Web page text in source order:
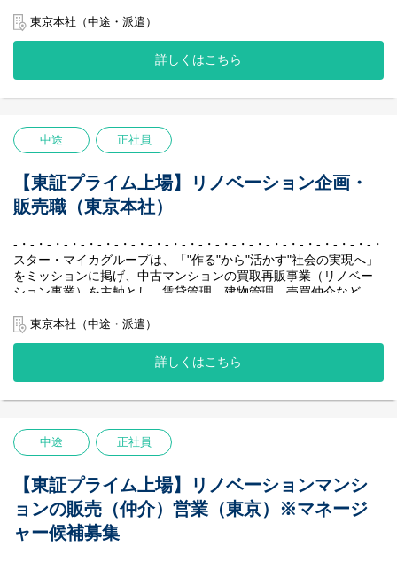
る働き方をしています。
す。
◆歩合、ノルマはありません。※部署目標及び個人目標はござい
◆ジョブローテーション制度で幅広い業務経験が可能。
リノベーションマンションのプロフェッショナルを目指すこと
ができます。
【勤務地】
大阪支店：大阪府大阪市北区大深町3-1 グランフロント大阪タワー
※総合職での採用となるため、将来的には全国転勤の可能性もご
ざいます。
個人戦のイメージが強い不動産業界において、私たちはチームと
して、組織として成長していくことを大切にしています。新卒で
も中途でも、「チームワークで働くこと」に共感をして集まった
日頃から社員同士のコミュニケーションを大切にしており、月に
一度のシャッフルランチという企画では、部署や年次を超えたメ
ンバー同士の交流を深めています。
『ワークライフバランス』
ITを活用して作業効率を上げる取り組みを行っており、全社の平
スタイム制度を導入しており、繁忙期や閑散期に合わせて働く時
間を効率的に配分することができ、メリハリのある働き方をして
います。
不動産会社では珍しく女性社員が多いこと（男女比5：5）も当社
の特徴で、子育てと仕事を両立しながら活躍している社員が多く
在籍しております。
私たちの最大の強みは、堅実かつ効率的に収益を生み出す独自の
ビジネスモデルです。
賃貸中のマンションを一室単位で仕入れ、入居者様が退去後にリ
ノベーションして再販する、「家賃収入×売却益」の二軸による収
中古マンション保有戸数は国内1位を誇り、創業以来一度も赤字な
として確固たる地位を築いています。
-・-・-・-・-・-・-・-・-・-・-・-・-・-・-・-・-・-・-・-・-・-・-
【主な業務内容】
ご入社後は、中古マンションの仕入れ業務もしくはリノベーショ
ンマンションの販売業務（仲介部門）をお任せします。配属先
※仲介部門への配属の場合、入社後にグループ会社である「スタ
ー・マイカ・レジデンス株式会社」に出向いただきます。
【具体的には】
主に不動産仲介会社様を訪問しての情報収集や金額交渉、契約決
済業務などを行っていただきます。
・不動産仲介会社様へ物件情報のヒアリング
・販売戦略（リノベーションのプランニング/価格設定）の検討、
購入判断
・購入成約物件の契約、決済業務 など
スター・マイカグループが供給するリノベーションマンションを
ホームページ・ポータルサイト等に掲載、お問い合わせ頂いたお
客様に対して、物件現地のご案内、資金計画の提案、不動産売買
契約、物件のお引き渡しまでを行っていただきます。
一般的な不動産売買仲介会社が行う、売却物件の委任営業はあり
東京本社（中途・派遣）
詳しくはこちら
中途 正社員
【東証プライム上場】リノベーション企画・
販売職（東京本社）
-・-・-・-・-・-・-・-・-・-・-・-・-・-・-・-・-・-・-・-・-・-・-
スター・マイカグループは、「"作る"から"活かす"社会の実現へ」
をミッションに掲げ、中古マンションの買取再販事業（リノベー
ション事業）を主軸とし、賃貸管理、建物管理、売買仲介など、
私たちの最大の強みは、堅実かつ効率的に収益を生み出す独自の
ビジネスモデルです。
賃貸中のマンションを一室単位で仕入れ、入居者様が退去後にリ
ノベーションして再販する、「家賃収入×売却益」の二軸による収
中古マンション保有戸数は国内1位を誇り、創業以来一度も赤字な
として確固たる地位を築いています。
-・-・-・-・-・-・-・-・-・-・-・-・-・-・-・-・-・-・-・-・-・-・-
【主な業務内容】
当社で仕入れたマンションのリノベーション企画、周辺環境やマ
ーケット調査、販売物件の契約決済業務などを行っていただきま
す。
・周辺環境やマーケット調査、リノベーションの企画立案、販売
東京本社（中途・派遣）
詳しくはこちら
中途 正社員
【東証プライム上場】リノベーションマンシ
ョンの販売（仲介）営業（東京）※マネージ
ャー候補募集